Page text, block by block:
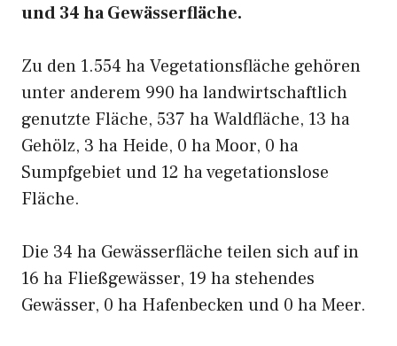
und 34 ha Gewässerfläche.
Zu den 1.554 ha Vegetationsfläche gehören
unter anderem 990 ha landwirtschaftlich
genutzte Fläche, 537 ha Waldfläche, 13 ha
Gehölz, 3 ha Heide, 0 ha Moor, 0 ha
Sumpfgebiet und 12 ha vegetationslose
Fläche.
Die 34 ha Gewässerfläche teilen sich auf in
16 ha Fließgewässer, 19 ha stehendes
Gewässer, 0 ha Hafenbecken und 0 ha Meer.